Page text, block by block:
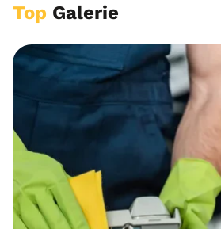
Top Galerie